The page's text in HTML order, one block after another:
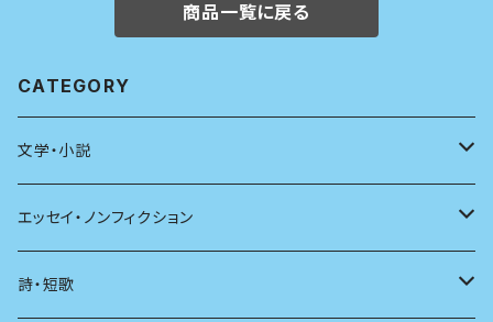
商品一覧に戻る
CATEGORY
文学・小説
日本
海外
エッセイ・ノンフィクション
エッセイ
詩・短歌